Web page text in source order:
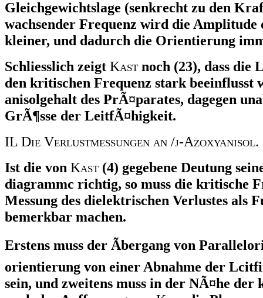
Gleichgewichtslage (senkrecht zu den
wachsender Frequenz wird die Amplitude
kleiner, und dadurch die Orientierung
Schliesslich zeigt Kastnoch (23), dass die
den kritischen Frequenz stark beeinflusst
anisolgehalt des PrÃ¤parates, dagegen
GrÃ¶sse der LeitfÃ¤higkeit.
IL Die Verlustmessungen an /j-Azoxyanisol.
Ist die von Kast(4) gegebene Deutung
diagrammc richtig, so muss die kritische
Messung des dielektrischen Verlustes als
bemerkbar machen.
Erstens muss der Ãbergang von
orientierung von einer Abnahme der
sein, und zweitens muss in der NÃ¤he